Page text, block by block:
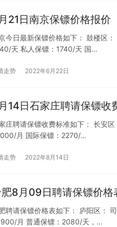
21日南京保镖价格报价
今日最新保镖价格如下： 鼓楼区
天 私人保镖：1740/天 国…
走势 2022年6月22日
14日石家庄聘请保镖收
庄聘请保镖收费标准如下： 长安
月 国际保镖：2270/…
走势 2022年8月14日
8月09日聘请保镖价格
聘请保镖价格表如下： 庐阳区：
月 普通保镖：2080/天，…